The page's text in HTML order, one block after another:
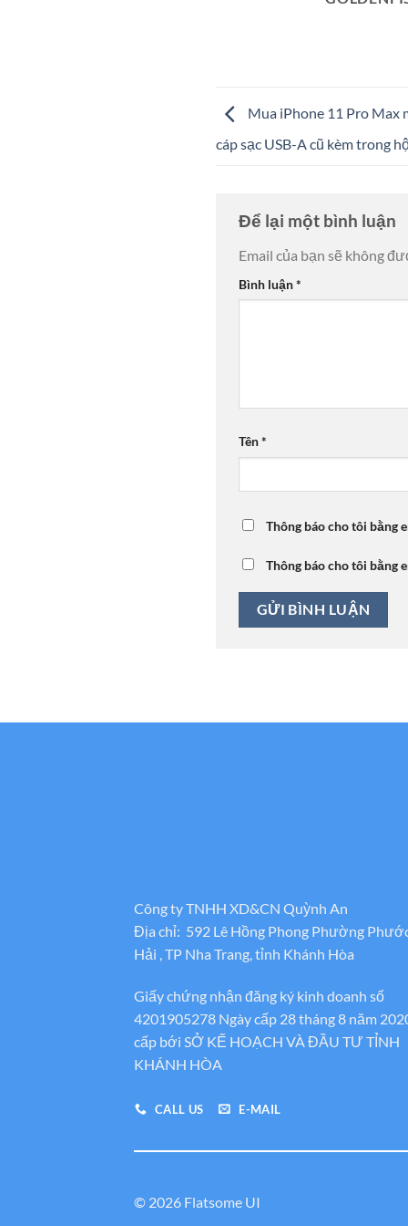
Mua iPhone 11 Pro
cáp sạc USB-A cũ kèm trong
Để lại một bình luận
Email của bạn sẽ không
Bình luận*
Tên*
Thông báo cho tôi bằng
Thông báo cho tôi bằng
Công ty TNHH XD&CN Quỳnh An
Địa chỉ: 592 Lê Hồng Phong Phường
Hải , TP Nha Trang, tỉnh Khánh Hòa
Giấy chứng nhận đăng ký kinh doanh số
4201905278 Ngày cấp 28 tháng 8 năm
cấp bới SỞ KẾ HOẠCH VÀ ĐẦU TƯ TỈNH
KHÁNH HÒA
CALL US E-MAIL
© 2026 Flatsome UI